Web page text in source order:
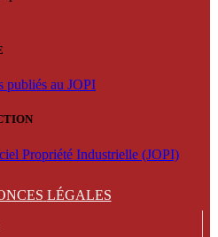
publiés au JOPI
Propriété Industrielle (JOPI)
LÉGALES